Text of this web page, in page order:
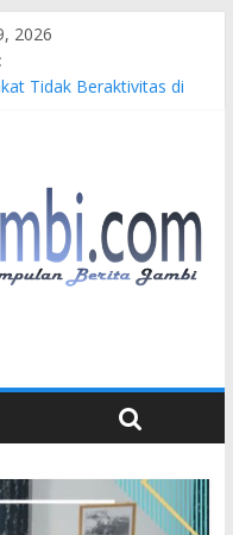
2026
Tidak Beraktivitas di
Muda Melalui
Jambi Kunjungi
Antar Alumni